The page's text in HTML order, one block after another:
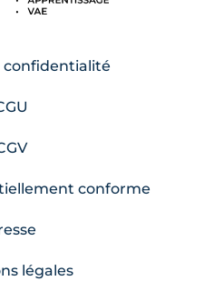
confidentialité
conforme
légales